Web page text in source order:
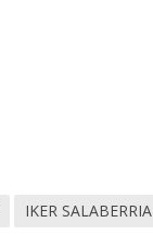
IKER SALABERRIA